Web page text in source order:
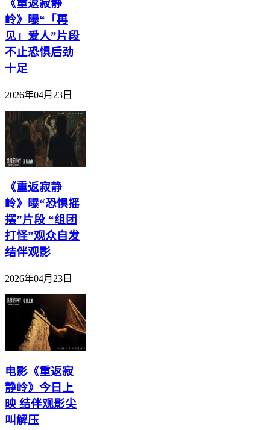
《重返寂静
岭》曝“「再
见」爱人”片段
不止恐惧后劲
十足
2026年04月23日
《重返寂静
岭》曝“恐惧摇
摆”片段 “组团
打怪”观众自发
结伴观影
2026年04月23日
电影《重返寂
静岭》今日上
映 结伴观影尖
叫解压